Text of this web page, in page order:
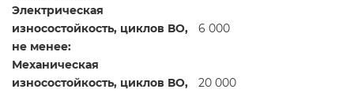
Электрическая
износостойкость, циклов В­О,
не менее:
6 000
Механическая
износостойкость, циклов В­О,
20 000